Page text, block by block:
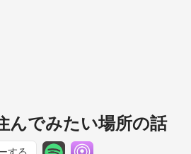
んでみたい場所の話